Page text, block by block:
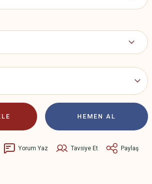
HEMEN AL
Yorum Yaz Tavsiye Et Paylaş